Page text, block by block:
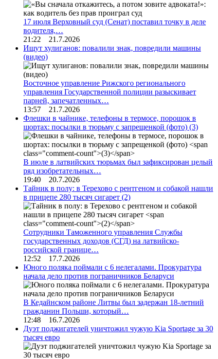
17 июля Верховный суд (Сенат) поставил точку в деле
водителя,…
21:22 21.7.2026
Ищут хулиганов: повалили знак, повредили машины
(видео)
Восточное управление Рижского регионального
управления Государственной полиции разыскивает
парней, запечатленных…
13:57 21.7.2026
Флешки в чайнике, телефоны в термосе, порошок в
шортах: посылки в тюрьму с запрещенкой (фото) (3)
В июле в латвийских тюрьмах был зафиксирован целый
ряд изобретательных…
19:40 20.7.2026
Тайник в полу: в Терехово с рентгеном и собакой нашли
в прицепе 280 тысяч сигарет (2)
Сотрудники Таможенного управления Службы
государственных доходов (СГД) на латвийско-
российской границе…
12:52 17.7.2026
Юного поляка поймали с 6 нелегалами. Прокуратура
начала дело против пограничников Беларуси
В Кедайнском районе Литвы был задержан 18-летний
гражданин Польши, который…
12:48 16.7.2026
Дуэт поджигателей уничтожил чужую Kia Sportage за 30
тысяч евро